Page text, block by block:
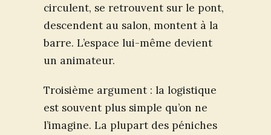
circulent, se retrouvent sur le pont,
descendent au salon, montent à la
barre. L’espace lui-même devient
un animateur.
Troisième argument : la logistique
est souvent plus simple qu’on ne
l’imagine. La plupart des péniches